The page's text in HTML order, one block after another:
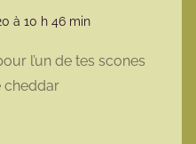
à 10 h 46 min
l’un de tes scones
cheddar